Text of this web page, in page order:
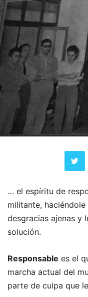
… el espíritu de
militante,
desgracias ajenas y
solución.
Responsable es el
marcha actual del
parte de culpa que